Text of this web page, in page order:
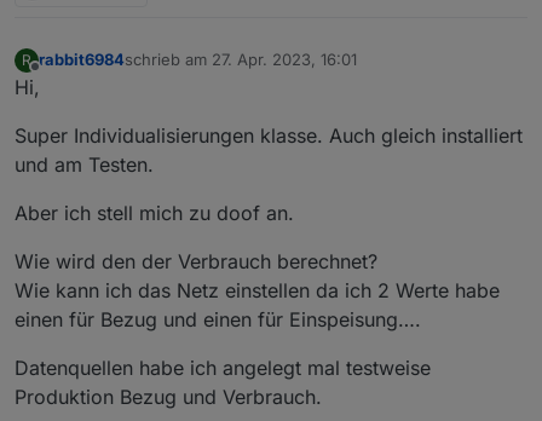
R rabbit6984schrieb am 27. Apr. 2023, 16:01
zuletzt editiert von
Hi,
Super Individualisierungen klasse. Auch gleich installiert
und am Testen.
Aber ich stell mich zu doof an.
Wie wird den der Verbrauch berechnet?
Wie kann ich das Netz einstellen da ich 2 Werte habe
einen für Bezug und einen für Einspeisung….
Datenquellen habe ich angelegt mal testweise
Produktion Bezug und Verbrauch.